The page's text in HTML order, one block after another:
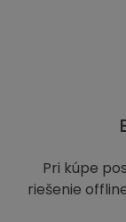
Pri kúpe
riešenie